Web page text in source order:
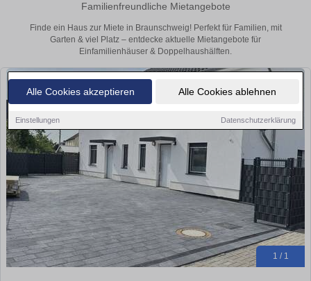
Alle Cookies akzeptieren Alle Cookies ablehnen
Einstellungen Datenschutzerklärung
Familienfreundliche Mietangebote
Finde ein Haus zur Miete in Braunschweig! Perfekt für Familien, mit
Garten & viel Platz – entdecke aktuelle Mietangebote für
Einfamilienhäuser & Doppelhaushälften.
1 / 1